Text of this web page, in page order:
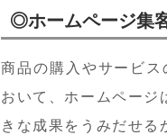
◎ホームページ集
商品の購入やサービ
おいて、ホームページ
きな成果をうみだせ